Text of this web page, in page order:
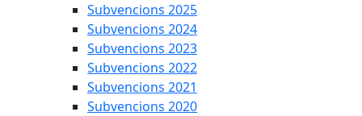
Subvencions 2025
Subvencions 2024
Subvencions 2023
Subvencions 2022
Subvencions 2021
Subvencions 2020